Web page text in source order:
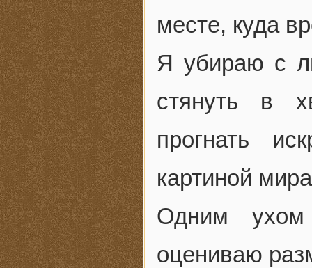
месте, куда
Я убираю с
стянуть в
прогнать
картиной
Одним ухом
оцениваю